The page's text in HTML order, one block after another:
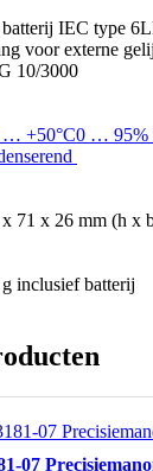
IEC type
voor externe
10/3000
… +50°C0 … 95%
x 71 x 26 mm (h x
inclusief batterij
07